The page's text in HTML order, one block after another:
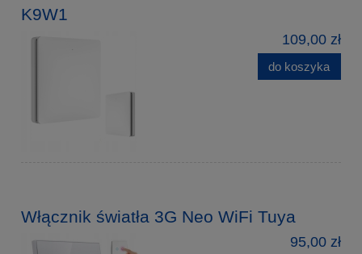
K9W1
109,00 zł
do koszyka
Włącznik światła 3G Neo WiFi Tuya
95,00 zł